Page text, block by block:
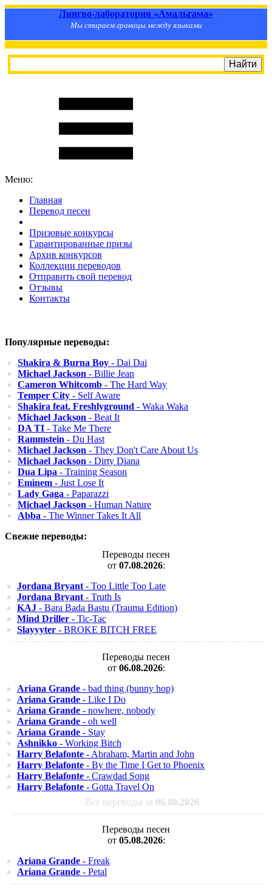
Лингво-лаборатория «Амальгама»
Мы стираем границы между языками
Меню:
Главная
Перевод песен
Призовые конкурсы
Гарантированные призы
Архив конкурсов
Коллекции переводов
Отправить свой перевод
Отзывы
Контакты
Популярные переводы:
Shakira & Burna Boy - Dai Dai
Michael Jackson - Billie Jean
Cameron Whitcomb - The Hard Way
Temper City - Self Aware
Shakira feat. Freshlyground - Waka Waka
Michael Jackson - Beat It
DA TI - Take Me There
Rammstein - Du Hast
Michael Jackson - They Don't Care About Us
Michael Jackson - Dirty Diana
Dua Lipa - Training Season
Eminem - Just Lose It
Lady Gaga - Paparazzi
Michael Jackson - Human Nature
Abba - The Winner Takes It All
Свежие переводы:
Переводы песен
от 07.08.2026:
Jordana Bryant - Too Little Too Late
Jordana Bryant - Truth Is
KAJ - Bara Bada Bastu (Trauma Edition)
Mind Driller - Tic-Tac
Slayyyter - BROKE BITCH FREE
Переводы песен
от 06.08.2026:
Ariana Grande - bad thing (bunny hop)
Ariana Grande - Like I Do
Ariana Grande - nowhere, nobody
Ariana Grande - oh well
Ariana Grande - Stay
Ashnikko - Working Bitch
Harry Belafonte - Abraham, Martin and John
Harry Belafonte - By the Time I Get to Phoenix
Harry Belafonte - Crawdad Song
Harry Belafonte - Gotta Travel On
Все переводы за 06.08.2026
Переводы песен
от 05.08.2026:
Ariana Grande - Freak
Ariana Grande - Petal